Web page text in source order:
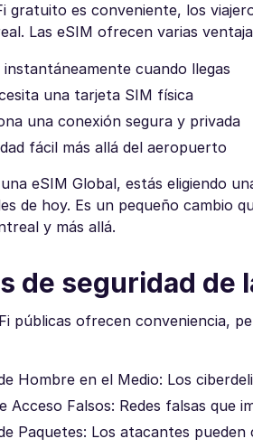
gratuito es conveniente, los
Las eSIM ofrecen varias
instantáneamente cuando llegas
una tarjeta SIM física
una conexión segura y privada
fácil más allá del aeropuerto
eSIM Global, estás eligiendo
de hoy. Es un pequeño cambio
y más allá.
de seguridad de
públicas ofrecen conveniencia,
Hombre en el Medio: Los
Acceso Falsos: Redes falsas que
Paquetes: Los atacantes